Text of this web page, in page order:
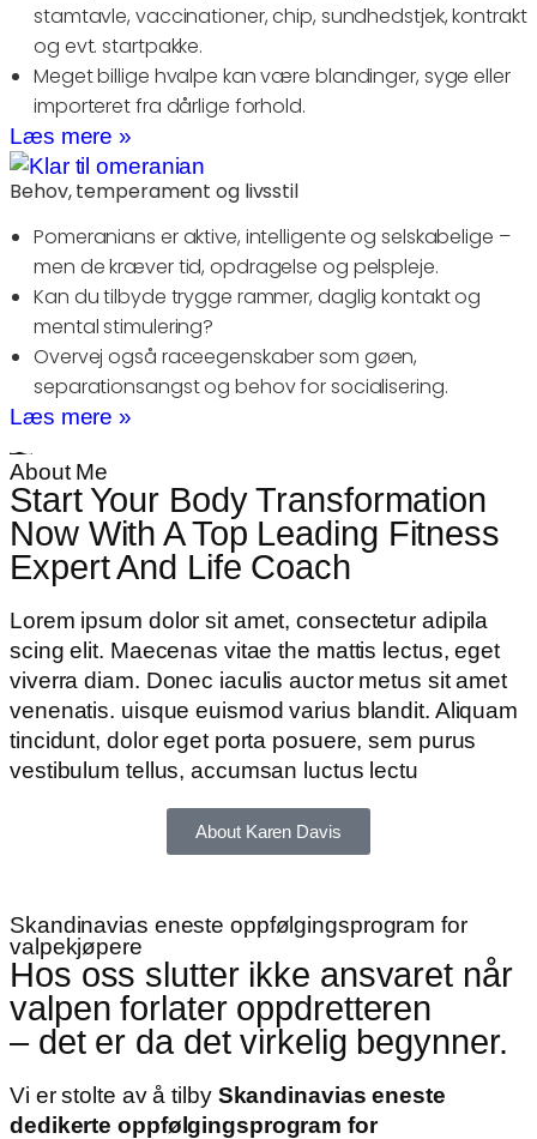
stamtavle, vaccinationer, chip, sundhedstjek, kontrakt
og evt. startpakke.
Meget billige hvalpe kan være blandinger, syge eller
importeret fra dårlige forhold.
Læs mere »
Behov, temperament og livsstil
Pomeranians er aktive, intelligente og selskabelige –
men de kræver tid, opdragelse og pelspleje.
Kan du tilbyde trygge rammer, daglig kontakt og
mental stimulering?
Overvej også raceegenskaber som gøen,
separationsangst og behov for socialisering.
Læs mere »
About Me
Start Your Body Transformation
Now With A Top Leading Fitness
Expert And Life Coach
Lorem ipsum dolor sit amet, consectetur adipila
scing elit. Maecenas vitae the mattis lectus, eget
viverra diam. Donec iaculis auctor metus sit amet
venenatis. uisque euismod varius blandit. Aliquam
tincidunt, dolor eget porta posuere, sem purus
vestibulum tellus, accumsan luctus lectu
About Karen Davis
Skandinavias eneste oppfølgingsprogram for
valpekjøpere
Hos oss slutter ikke ansvaret når
valpen forlater oppdretteren
– det er da det virkelig begynner.
Vi er stolte av å tilby Skandinavias eneste
dedikerte oppfølgingsprogram for